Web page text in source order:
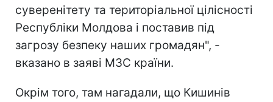
суверенітету та територіальної цілісності
Республіки Молдова і поставив під
загрозу безпеку наших громадян", -
вказано в заяві МЗС країни.
Окрім того, там нагадали, що Кишинів